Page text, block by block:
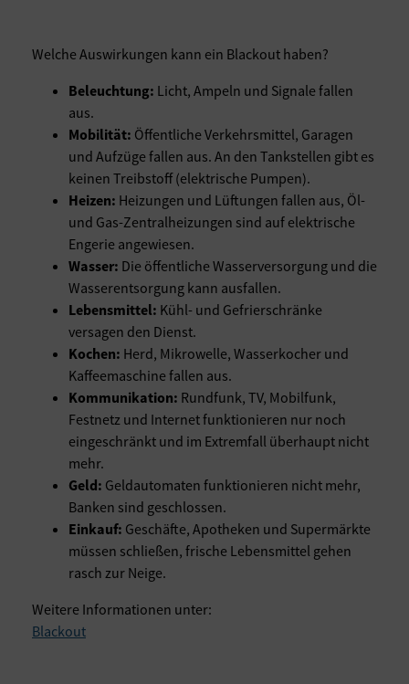
Welche Auswirkungen kann ein Blackout haben?
Beleuchtung: Licht, Ampeln und Signale fallen
aus.
Mobilität: Öffentliche Verkehrsmittel, Garagen
und Aufzüge fallen aus. An den Tankstellen gibt es
keinen Treibstoff (elektrische Pumpen).
Heizen: Heizungen und Lüftungen fallen aus, Öl-
und Gas-Zentralheizungen sind auf elektrische
Engerie angewiesen.
Wasser: Die öffentliche Wasserversorgung und die
Wasserentsorgung kann ausfallen.
Lebensmittel: Kühl- und Gefrierschränke
versagen den Dienst.
Kochen: Herd, Mikrowelle, Wasserkocher und
Kaffeemaschine fallen aus.
Kommunikation: Rundfunk, TV, Mobilfunk,
Festnetz und Internet funktionieren nur noch
eingeschränkt und im Extremfall überhaupt nicht
mehr.
Geld: Geldautomaten funktionieren nicht mehr,
Banken sind geschlossen.
Einkauf: Geschäfte, Apotheken und Supermärkte
müssen schließen, frische Lebensmittel gehen
rasch zur Neige.
Weitere Informationen unter:
Blackout